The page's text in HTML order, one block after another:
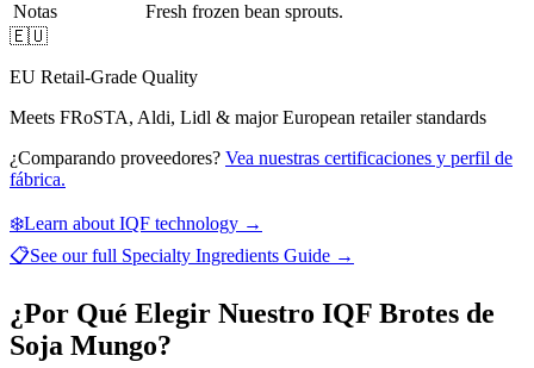
Notas
Fresh frozen bean sprouts.
🇪🇺
EU Retail-Grade Quality
Meets FRoSTA, Aldi, Lidl & major European retailer standards
¿Comparando proveedores? Vea nuestras certificaciones y perfil de
fábrica.
❄️Learn about IQF technology →
📋See our full Specialty Ingredients Guide →
¿Por Qué Elegir Nuestro IQF Brotes de
Soja Mungo?